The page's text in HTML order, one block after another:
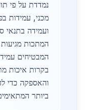
נמדדת על פי
מכני, עמידות
ועמידה בתנאי
המתכות
המבטיחים
בקרות איכות
והאספקה כדי
ביותר